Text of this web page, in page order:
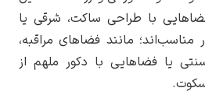
با طراحی ساکت، شرقی یا
مانند فضاهای مراقبه،
یا فضاهایی با دکور ملهم از